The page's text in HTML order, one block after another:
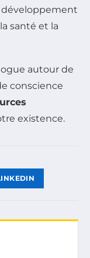
développement
santé et la
autour de
conscience
existence.